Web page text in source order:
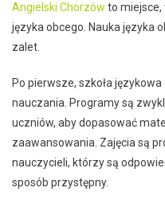
Angielski Chorzów to miejsce,
języka obcego. Nauka języka
zalet.
Po pierwsze, szkoła
nauczania. Programy są
uczniów, aby dopasować
zaawansowania. Zajęcia są
nauczycieli, którzy są
sposób przystępny.